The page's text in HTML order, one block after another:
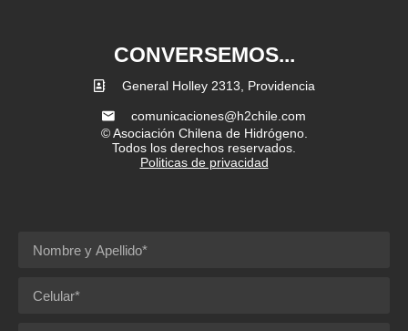
CONVERSEMOS...
General Holley 2313, Providencia
comunicaciones@h2chile.com
© Asociación Chilena de Hidrógeno.
Todos los derechos reservados.
Politicas de privacidad